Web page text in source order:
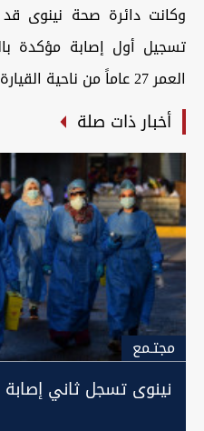
وكانت دائرة صحة نينوى قد
تسجيل أول إصابة مؤكدة
العمر 27 عاماً من ناحية القيارة أيضاً.
أخبار ذات صلة
مجتـمع
نينوى تسجل ثاني إصابة